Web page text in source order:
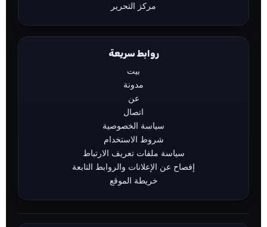
مركز التحرير
روابط سريعة
بيت
مدونة
عن
اتصال
سياسة الخصوصية
شروط الاستخدام
سياسة ملفات تعريف الارتباط
إفصاح عن الإعلانات والروابط التابعة
خريطة الموقع